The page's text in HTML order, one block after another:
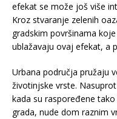
efekat se može još više
Kroz stvaranje zelenih
gradskim površinama
ublažavaju ovaj efekat, a
Urbana područja pružaju
životinjske vrste.
kada su raspoređene
grada, nude dom raznim